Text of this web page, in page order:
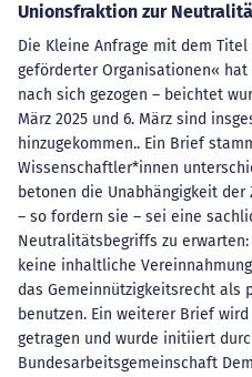
Unionsfraktion zur
Die Kleine Anfrage mit dem
geförderter Organisationen« hat
nach sich gezogen – beichtet
März 2025 und 6. März sind
hinzugekommen.. Ein Brief
Wissenschaftler*innen
betonen die Unabhängigkeit
– so fordern sie – sei eine
Neutralitätsbegriffs zu
keine inhaltliche
das Gemeinnützigkeitsrecht als
benutzen. Ein weiterer Brief
getragen und wurde initiiert
Bundesarbeitsgemeinschaft